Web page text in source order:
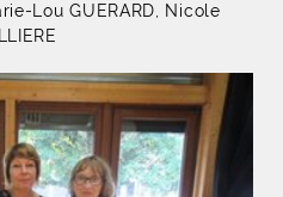
Lou GUERARD, Nicole